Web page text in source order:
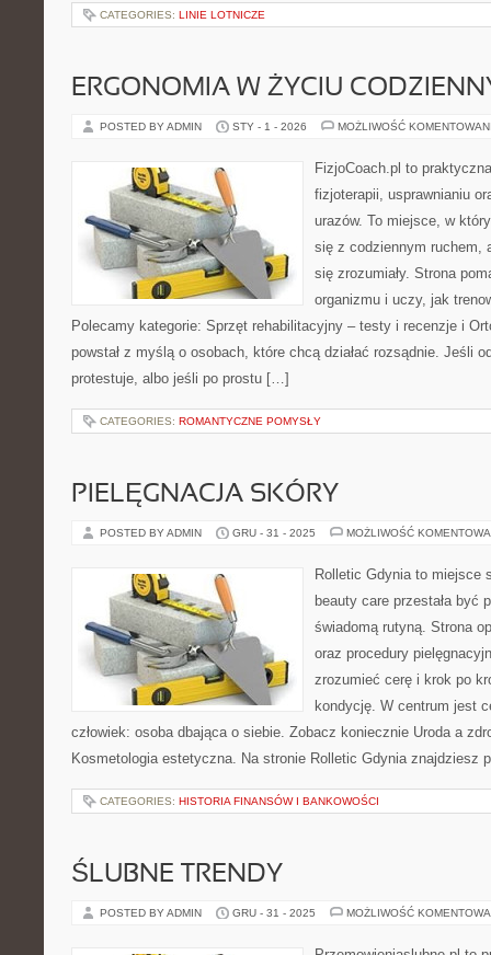
CATEGORIES: LINIE LOTNICZE
ERGONOMIA W ŻYCIU
POSTED BY ADMIN STY - 1 - 2026 MOŻLIWOŚĆ
FizjoCoach.pl to
fizjoterapii, usprawnianiu
urazów. To miejsce, w
się z codziennym ruchem,
się zrozumiały. Strona
organizmu i uczy, jak
Polecamy kategorie: Sprzęt rehabilitacyjny – testy i recenzje i
powstał z myślą o osobach, które chcą działać rozsądnie. Jeśli
protestuje, albo jeśli po prostu […]
CATEGORIES: ROMANTYCZNE POMYSŁY
PIELĘGNACJA SKÓRY
POSTED BY ADMIN GRU - 31 - 2025 MOŻLIWOŚĆ
Rolletic Gdynia to miejsce
beauty care przestała być
świadomą rutyną. Strona
oraz procedury
zrozumieć cerę i krok po
kondycję. W centrum jest
człowiek: osoba dbająca o siebie. Zobacz koniecznie Uroda a
Kosmetologia estetyczna. Na stronie Rolletic Gdynia znajdziesz
CATEGORIES: HISTORIA FINANSÓW I BANKOWOŚCI
ŚLUBNE TRENDY
POSTED BY ADMIN GRU - 31 - 2025 MOŻLIWOŚĆ